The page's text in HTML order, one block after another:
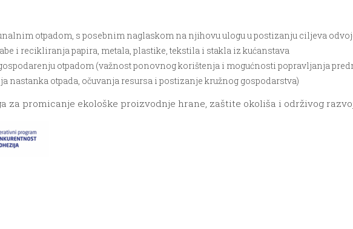
otpadom, s posebnim naglaskom na njihovu ulogu u postizanju ciljeva
i recikliranja papira, metala, plastike, tekstila i stakla iz kućanstava
otpadom (važnost ponovnog korištenja i mogućnosti popravljanja
otpada, očuvanja resursa i postizanje kružnog gospodarstva)
za promicanje ekološke proizvodnje hrane, zaštite okoliša i održivog